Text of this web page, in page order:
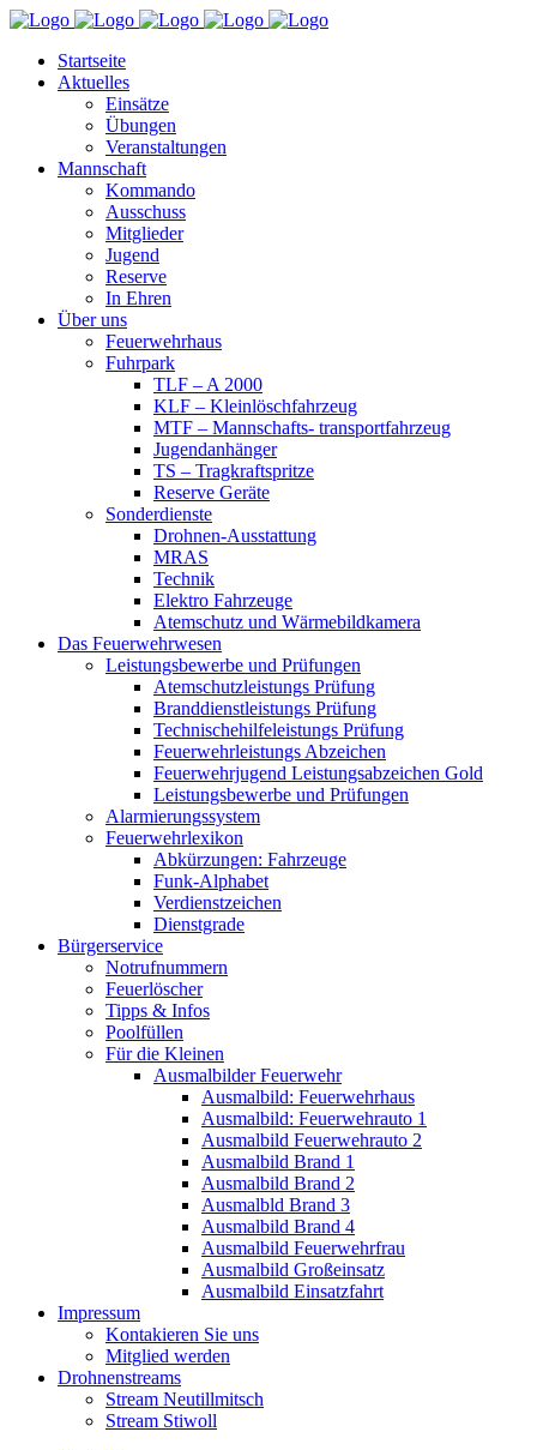
Startseite
Aktuelles
Einsätze
Übungen
Veranstaltungen
Mannschaft
Kommando
Ausschuss
Mitglieder
Jugend
Reserve
In Ehren
Über uns
Feuerwehrhaus
Fuhrpark
TLF – A 2000
KLF – Kleinlöschfahrzeug
MTF – Mannschafts- transportfahrzeug
Jugendanhänger
TS – Tragkraftspritze
Reserve Geräte
Sonderdienste
Drohnen-Ausstattung
MRAS
Technik
Elektro Fahrzeuge
Atemschutz und Wärmebildkamera
Das Feuerwehrwesen
Leistungsbewerbe und Prüfungen
Atemschutzleistungs Prüfung
Branddienstleistungs Prüfung
Technischehilfeleistungs Prüfung
Feuerwehrleistungs Abzeichen
Feuerwehrjugend Leistungsabzeichen Gold
Leistungsbewerbe und Prüfungen
Alarmierungssystem
Feuerwehrlexikon
Abkürzungen: Fahrzeuge
Funk-Alphabet
Verdienstzeichen
Dienstgrade
Bürgerservice
Notrufnummern
Feuerlöscher
Tipps & Infos
Poolfüllen
Für die Kleinen
Ausmalbilder Feuerwehr
Ausmalbild: Feuerwehrhaus
Ausmalbild: Feuerwehrauto 1
Ausmalbild Feuerwehrauto 2
Ausmalbild Brand 1
Ausmalbild Brand 2
Ausmalbld Brand 3
Ausmalbild Brand 4
Ausmalbild Feuerwehrfrau
Ausmalbild Großeinsatz
Ausmalbild Einsatzfahrt
Impressum
Kontakieren Sie uns
Mitglied werden
Drohnenstreams
Stream Neutillmitsch
Stream Stiwoll